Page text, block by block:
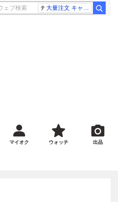
大量注文 キャンセル
マイオク ウォッチ 出品